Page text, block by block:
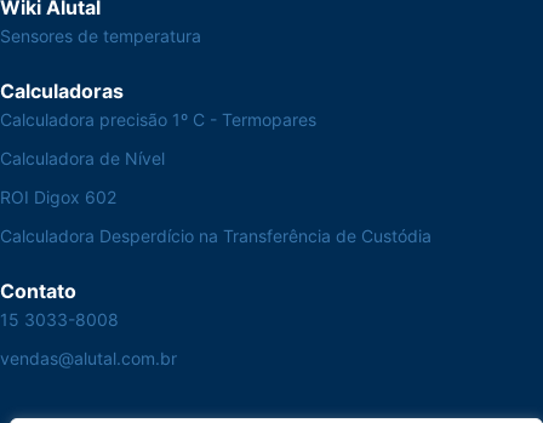
Wiki Alutal
Sensores de temperatura
Calculadoras
Calculadora precisão 1º C - Termopares
Calculadora de Nível
ROI Digox 602
Calculadora Desperdício na Transferência de Custódia
Contato
15 3033-8008
vendas@alutal.com.br